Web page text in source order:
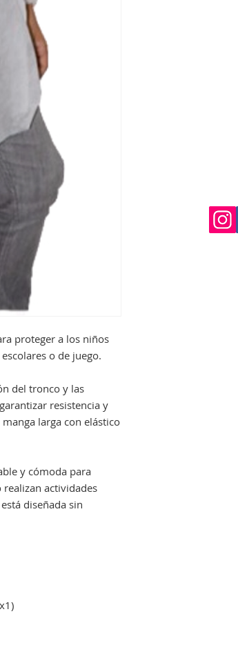
proteger a los niños
o de juego.
del tronco y las
resistencia y
larga con elástico
y cómoda para
actividades
diseñada sin